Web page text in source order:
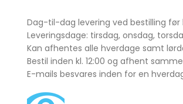
Dag-til-dag levering ved bestilling før
Leveringsdage: tirsdag, onsdag,
Kan afhentes alle hverdage samt
Bestil inden kl. 12:00 og afhent
E-mails besvares inden for en